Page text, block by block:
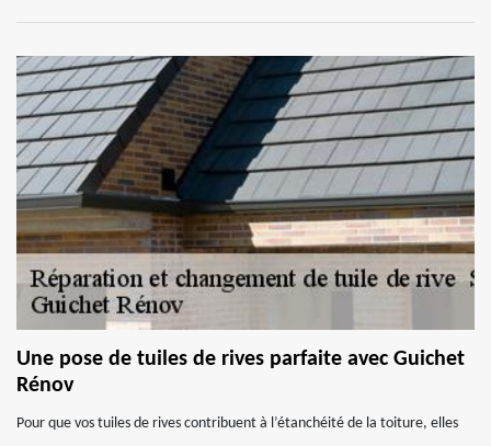
Une pose de tuiles de rives parfaite avec Guichet
Rénov
Pour que vos tuiles de rives contribuent à l’étanchéité de la toiture, elles